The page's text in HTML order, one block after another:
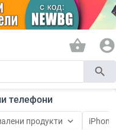
shopping_basket account_circle
search
телефони
продукти keyboard_arrow_down iPhone